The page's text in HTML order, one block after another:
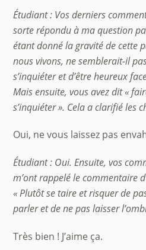
Étudiant : Vos derniers
sorte répondu à ma question
étant donné la gravité de cette
nous vivons, ne semblerait-il
s’inquiéter et d’être heureux
Mais ensuite, vous avez dit «
s’inquiéter ». Cela a clarifié les
Oui, ne vous laissez pas
Étudiant : Oui. Ensuite, vos
m’ont rappelé le commentaire
« Plutôt se taire et risquer de
parler et de ne pas laisser l’
Très bien ! J’aime ça.